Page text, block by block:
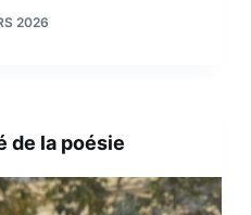
2026
de la poésie